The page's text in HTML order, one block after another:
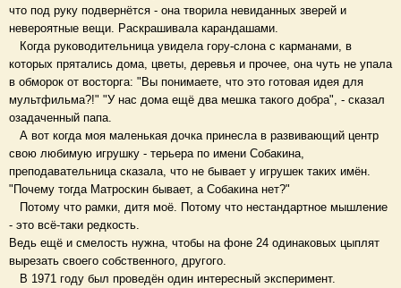
что под руку подвернётся - она творила невиданных зверей и
невероятные вещи. Раскрашивала карандашами.
Когда руководительница увидела гору-слона с карманами, в
которых прятались дома, цветы, деревья и прочее, она чуть не упала
в обморок от восторга: "Вы понимаете, что это готовая идея для
мультфильма?!" "У нас дома ещё два мешка такого добра", - сказал
озадаченный папа.
А вот когда моя маленькая дочка принесла в развивающий центр
свою любимую игрушку - терьера по имени Собакина,
преподавательница сказала, что не бывает у игрушек таких имён.
"Почему тогда Матроскин бывает, а Собакина нет?"
Потому что рамки, дитя моё. Потому что нестандартное мышление
- это всё-таки редкость.
Ведь ещё и смелость нужна, чтобы на фоне 24 одинаковых цыплят
вырезать своего собственного, другого.
В 1971 году был проведён один интересный эксперимент.